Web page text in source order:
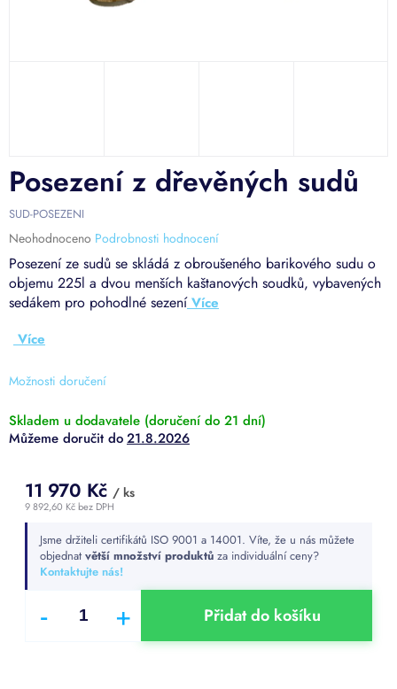
Možnosti doručení
Posezení ze sudů se skládá z obroušeného barikového sudu o
objemu 225l a dvou menších kaštanových soudků, vybavených
sedákem pro pohodlné sezení
Posezení z dřevěných sudů
SUD-POSEZENI
Průměrné
hodnocení
produktu
je
0,0
Neohodnoceno Podrobnosti hodnocení
Skladem u dodavatele (doručení do 21 dní)
21.8.2026
11 970 Kč / ks
9 892,60 Kč bez DPH
cena:Jsme držiteli certifikátů ISO 9001 a 14001. Víte, že u nás můžete
objednat větší množství produktů za individuální ceny?
Kontaktujte nás!
Přidat do košíku